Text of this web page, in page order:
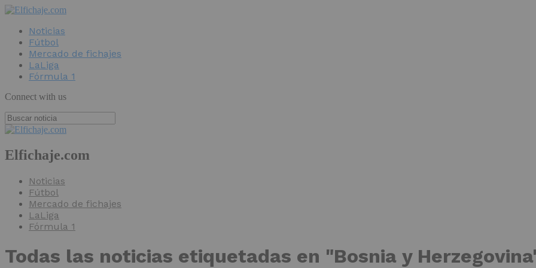
Noticias
Fútbol
Mercado de fichajes
LaLiga
Fórmula 1
Connect with us
Elfichaje.com
Noticias
Fútbol
Mercado de fichajes
LaLiga
Fórmula 1
Todas las noticias etiquetadas en "Bosnia y